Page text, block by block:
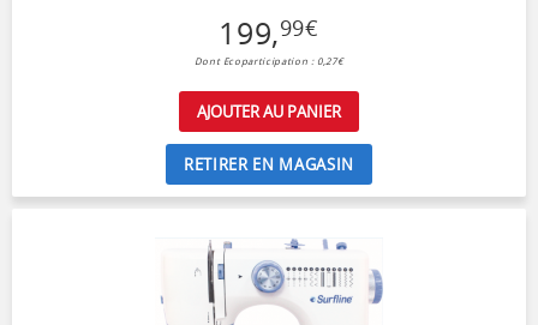
199,99€
Dont Ecoparticipation : 0,27€
AJOUTER AU PANIER
RETIRER EN MAGASIN